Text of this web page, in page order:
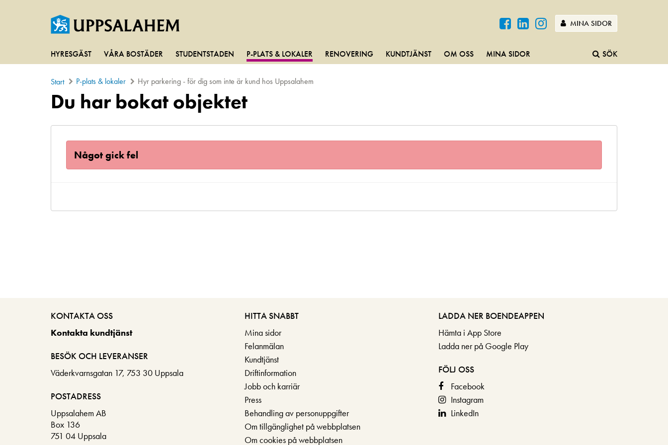
MINA SIDOR
HYRESGÄST VÅRA BOSTÄDER STUDENTSTADEN P-PLATS & LOKALER RENOVERING KUNDTJÄNST OM OSS MINA SIDOR SÖK
Start P-plats & lokaler Hyr parkering - för dig som inte är kund hos Uppsalahem
Du har bokat objektet
Något gick fel
KONTAKTA OSS
Kontakta kundtjänst
BESÖK OCH LEVERANSER
Väderkvarnsgatan 17, 753 30 Uppsala
POSTADRESS
Uppsalahem AB
Box 136
751 04 Uppsala
HITTA SNABBT
Mina sidor
Felanmälan
Kundtjänst
Driftinformation
Jobb och karriär
Press
Behandling av personuppgifter
Om tillgänglighet på webbplatsen
Om cookies på webbplatsen
LADDA NER BOENDEAPPEN
Hämta i App Store
Ladda ner på Google Play
FÖLJ OSS
Facebook
Instagram
LinkedIn